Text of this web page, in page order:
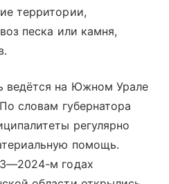
территории,
песка или камня,
ведётся на Южном Урале
словам губернатора
регулярно
помощь.
м годах